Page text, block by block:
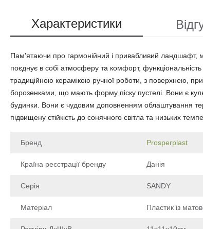
Характеристики
Пам'ятаючи про гармонійний і привабливий ландшафт,
поєднує в собі атмосферу та комфорт,
традиційною керамікою ручної роботи, з поверхнею,
борозенками, що мають форму піску пустелі. Вони є
будинки. Вони є чудовим доповненням облаштування
підвищену стійкість до сонячного світла та низьких
Бренд Prosperplast
Країна реєстрації бренду Данія
Серія SANDY
Матеріал Пластик із